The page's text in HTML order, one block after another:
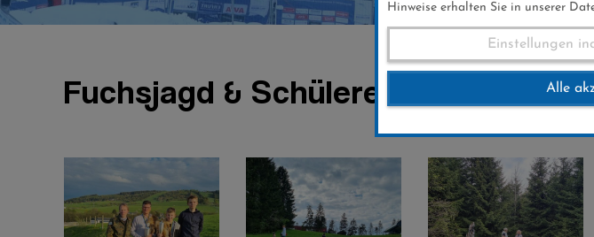
Fuchsjagd & Schülerehrung
Hinweise erhalten Sie in unserer
Einstellungen
Alle